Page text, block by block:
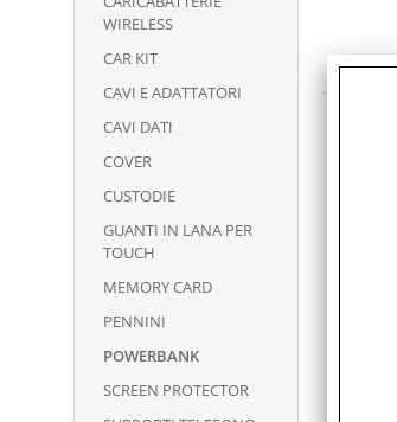
WIRELESS
CAR KIT
CAVI E ADATTATORI
CAVI DATI
COVER
CUSTODIE
GUANTI IN LANA PER
TOUCH
MEMORY CARD
PENNINI
POWERBANK
SCREEN PROTECTOR